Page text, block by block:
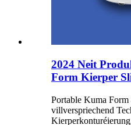
2024 Neit
Form Kierper
Portable Kuma Form
villverspriechend